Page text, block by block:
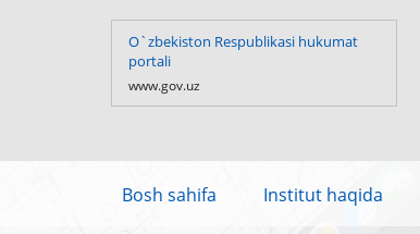
O`zbekiston Respublikasi hukumat
portali
www.gov.uz
Bosh sahifa Institut haqida